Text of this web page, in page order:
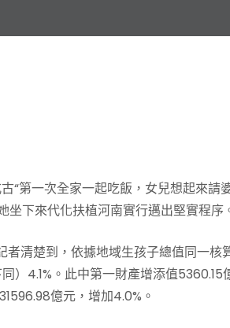
“第一次全家一起吃飯，女兒想起來請
下來代化扶植河南實行邁出堅實程序
清楚到，依據地域生孩子總值同一核
）4.1%。此中第一財產增添值5360.15
億元，增加4.0%。